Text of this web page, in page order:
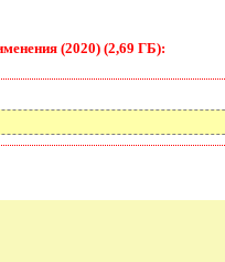
(2020) (2,69 ГБ):